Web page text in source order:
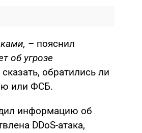
– пояснил
об угрозе
обратились ли
или ФСБ.
информацию об
DDoS-атака,